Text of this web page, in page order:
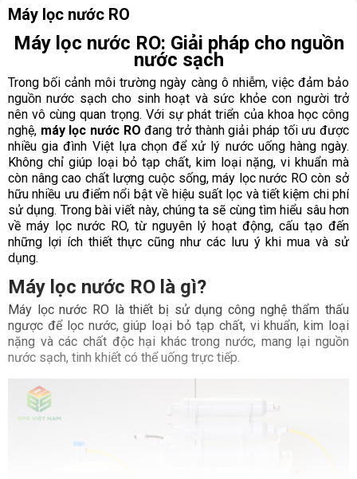
Máy lọc nước RO
Máy lọc nước RO: Giải pháp cho nguồn
nước sạch
Trong bối cảnh môi trường ngày càng ô nhiễm, việc đảm bảo
nguồn nước sạch cho sinh hoạt và sức khỏe con người trở
nên vô cùng quan trọng. Với sự phát triển của khoa học công
nghệ, máy lọc nước RO đang trở thành giải pháp tối ưu được
nhiều gia đình Việt lựa chọn để xử lý nước uống hàng ngày.
Không chỉ giúp loại bỏ tạp chất, kim loại nặng, vi khuẩn mà
còn nâng cao chất lượng cuộc sống, máy lọc nước RO còn sở
hữu nhiều ưu điểm nổi bật về hiệu suất lọc và tiết kiệm chi phí
sử dụng. Trong bài viết này, chúng ta sẽ cùng tìm hiểu sâu hơn
về máy lọc nước RO, từ nguyên lý hoạt động, cấu tạo đến
những lợi ích thiết thực cũng như các lưu ý khi mua và sử
dụng.
Máy lọc nước RO là gì?
Máy lọc nước RO là thiết bị sử dụng công nghệ thẩm thấu
ngược để lọc nước, giúp loại bỏ tạp chất, vi khuẩn, kim loại
nặng và các chất độc hại khác trong nước, mang lại nguồn
nước sạch, tinh khiết có thể uống trực tiếp.